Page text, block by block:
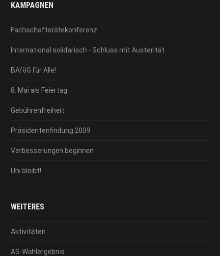
KAMPAGNEN
Fachschaftsrätekonferenz
International solidarisch - Schluss mit Austerität
BAföG für Alle!
8. Mai als Feiertag
Gebührenfreiheit
Präsidentenfindung 2009
Verbesserungen beginnen
Uni bleibt!
WEITERES
Aktivitäten
AS-Wahlergebnis